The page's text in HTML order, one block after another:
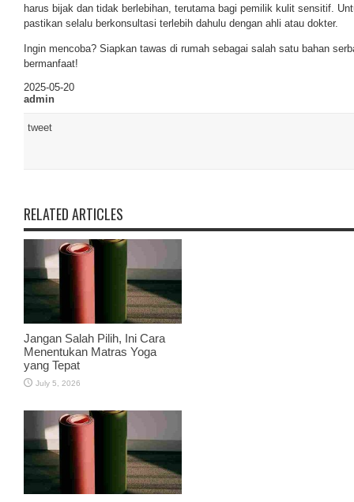
harus bijak dan tidak berlebihan, terutama bagi pemilik kulit sensitif.
pastikan selalu berkonsultasi terlebih dahulu dengan ahli atau dokter.
Ingin mencoba? Siapkan tawas di rumah sebagai salah satu bahan
bermanfaat!
2025-05-20
admin
tweet
RELATED ARTICLES
Jangan Salah Pilih, Ini Cara
Menentukan Matras Yoga
yang Tepat
July 5, 2026